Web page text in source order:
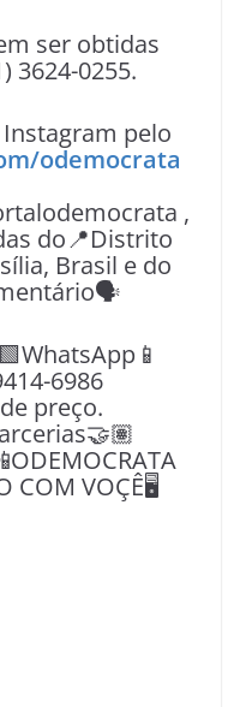
ser obtidas
3624-0255.
Instagram pelo
odemocrata
,
do📍Distrito
Brasil e do
6986
preço.
COM VOÇÊ🖥️